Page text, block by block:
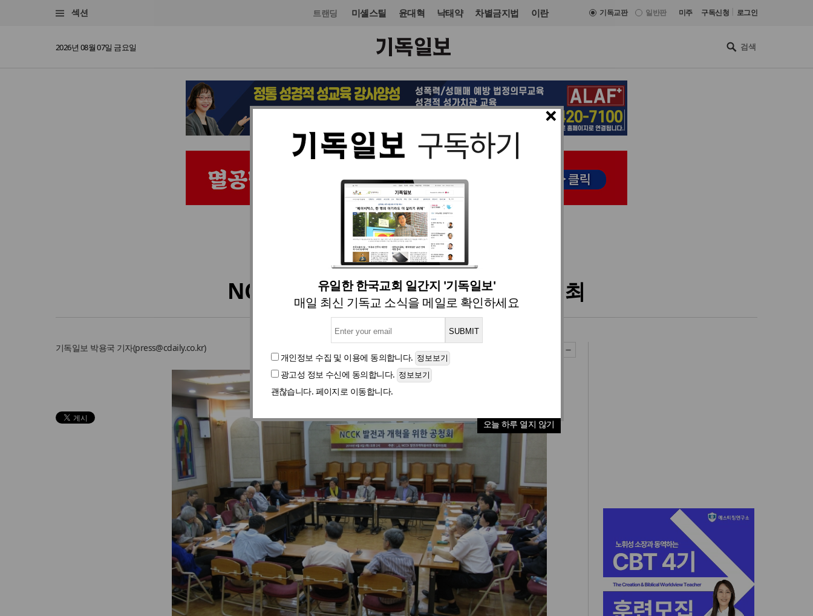
섹션 트랜딩 미셸스틸 윤대혁 낙태약 차별금지법 이란 기독교판 일반판 미주 구독신청 로그인
2026년 08월 07일 금요일
×
유일한 한국교회 일간지 '기독일보'
매일 최신 기독교 소식을 메일로 확인하세요
개인정보 수집 및 이용에 동의합니다.
광고성 정보 수신에 동의합니다.
괜찮습니다. 페이지로 이동합니다.
오늘 하루 열지 않기
교회일반 입력 2016. 09. 08 23:53
NCCK, 발전과 개혁을 위한 공청회 개최
기독일보 박용국 기자(press@cdaily.co.kr)